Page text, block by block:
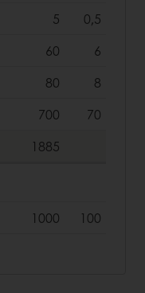
5
0,5
60
6
80
8
700
70
1885
1000 100